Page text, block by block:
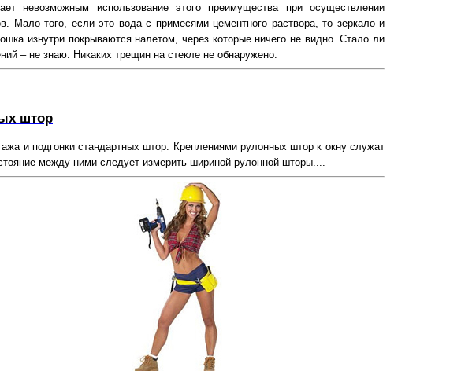
невозможным использование этого преимущества при осуществлении
Мало того, если это вода с примесями цементного раствора, то зеркало и
изнутри покрываются налетом, через которые ничего не видно. Стало ли
– не знаю. Никаких трещин на стекле не обнаружено.
штор
и подгонки стандартных штор. Креплениями рулонных штор к окну служат
между ними следует измерить шириной рулонной шторы....